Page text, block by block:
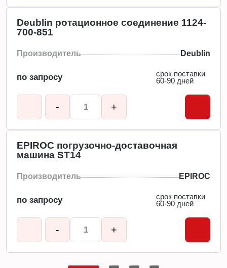
Deublin ротационное соединение 1124-
700-851
Производитель Deublin
по запросу
срок поставки
60-90 дней
- +
EPIROC погрузочно-доставочная
машина ST14
Производитель EPIROC
по запросу
срок поставки
60-90 дней
- +